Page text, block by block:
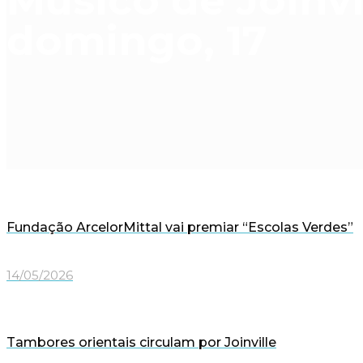
Fundação ArcelorMittal vai premiar “Escolas Verdes”
14/05/2026
Tambores orientais circulam por Joinville